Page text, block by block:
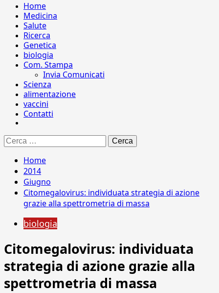
Home
Medicina
Salute
Ricerca
Genetica
biologia
Com. Stampa
Invia Comunicati
Scienza
alimentazione
vaccini
Contatti
Ricerca
per:
Home
2014
Giugno
Citomegalovirus: individuata strategia di azione
grazie alla spettrometria di massa
biologia
Citomegalovirus: individuata
strategia di azione grazie alla
spettrometria di massa